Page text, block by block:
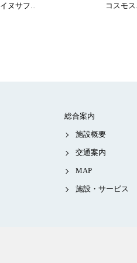
イヌサフ… コスモス…
総合案内
施設概要
交通案内
MAP
施設・サービス